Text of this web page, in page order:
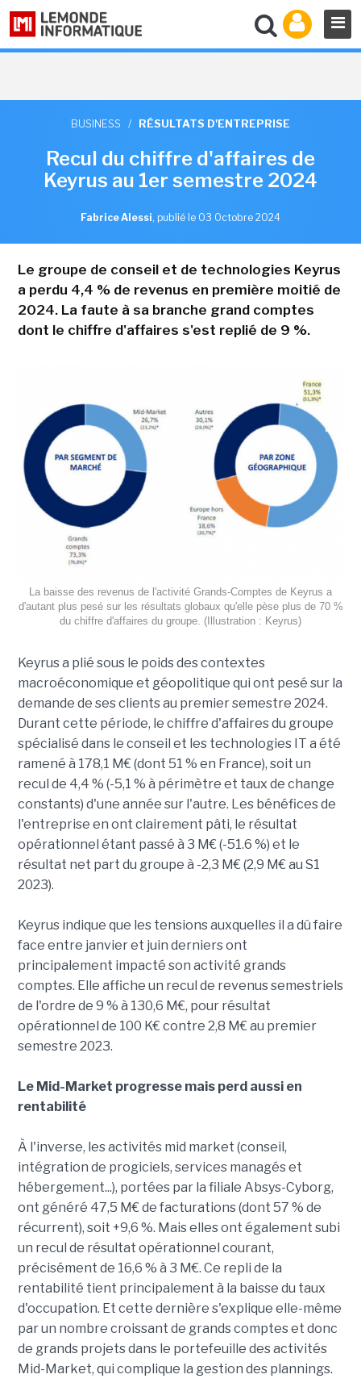
BUSINESS / RÉSULTATS D'ENTREPRISE
Recul du chiffre d'affaires de
Keyrus au 1er semestre 2024
Fabrice Alessi, publié le 03 Octobre 2024
Le groupe de conseil et de technologies Keyrus
a perdu 4,4 % de revenus en première moitié de
2024. La faute à sa branche grand comptes
dont le chiffre d'affaires s'est replié de 9 %.
La baisse des revenus de l'activité Grands-Comptes de Keyrus a
d'autant plus pesé sur les résultats globaux qu'elle pèse plus de 70 %
du chiffre d'affaires du groupe. (Illustration : Keyrus)
Keyrus a plié sous le poids des contextes
macroéconomique et géopolitique qui ont pesé sur la
demande de ses clients au premier semestre 2024.
Durant cette période, le chiffre d'affaires du groupe
spécialisé dans le conseil et les technologies IT a été
ramené à 178,1 M€ (dont 51 % en France), soit un
recul de 4,4 % (-5,1 % à périmètre et taux de change
constants) d'une année sur l'autre. Les bénéfices de
l'entreprise en ont clairement pâti, le résultat
opérationnel étant passé à 3 M€ (-51.6 %) et le
résultat net part du groupe à -2,3 M€ (2,9 M€ au S1
2023).
Keyrus indique que les tensions auxquelles il a dû faire
face entre janvier et juin derniers ont
principalement impacté son activité grands
comptes. Elle affiche un recul de revenus semestriels
de l'ordre de 9 % à 130,6 M€, pour résultat
opérationnel de 100 K€ contre 2,8 M€ au premier
semestre 2023.
Le Mid-Market progresse mais perd aussi en
rentabilité
À l'inverse, les activités mid market (conseil,
intégration de progiciels, services managés et
hébergement...), portées par la filiale Absys-Cyborg,
ont généré 47,5 M€ de facturations (dont 57 % de
récurrent), soit +9,6 %. Mais elles ont également subi
un recul de résultat opérationnel courant,
précisément de 16,6 % à 3 M€. Ce repli de la
rentabilité tient principalement à la baisse du taux
d'occupation. Et cette dernière s'explique elle-même
par un nombre croissant de grands comptes et donc
de grands projets dans le portefeuille des activités
Mid-Market, qui complique la gestion des plannings.